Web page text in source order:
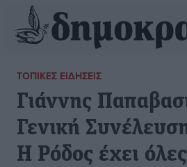
ΤΟΠΙΚΈΣ ΕΙΔΉΣΕΙΣ
Γιάννης
Γενική
Η Ρόδος έχει όλες